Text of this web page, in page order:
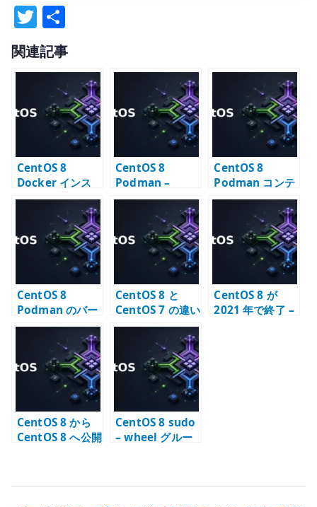
T
w
it
te
r
有
関連記事
CentOS 8
Docker インス
トール – Docker
CE の導入
CentOS 8
Podman –
Error adding
network:
failed の確認ポ
イント
CentOS 8
Podman コンテ
ナで SSH 接続を
前提にしない理
CentOS 8
Podman のバー
ジョンアップで
コンテナ起動失
敗した場合
CentOS 8 と
CentOS 7 の違い
– 移行期に確認す
CentOS 8 が
2021 年で終了 –
CentOS 8 から
CentOS 8 へ公開
CentOS 8 sudo
– wheel グルー